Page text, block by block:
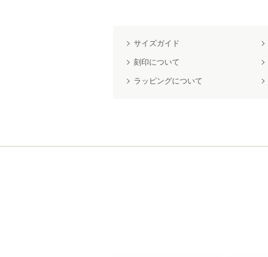
サイズガイド
刻印について
ラッピングについて